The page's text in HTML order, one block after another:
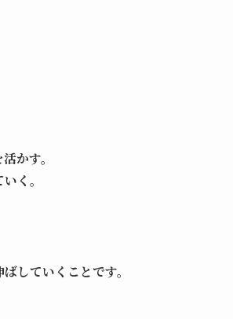
かす。
く。
していくことです。